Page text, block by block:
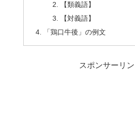
【類義語】
【対義語】
「鶏口牛後」の例文
スポンサーリン